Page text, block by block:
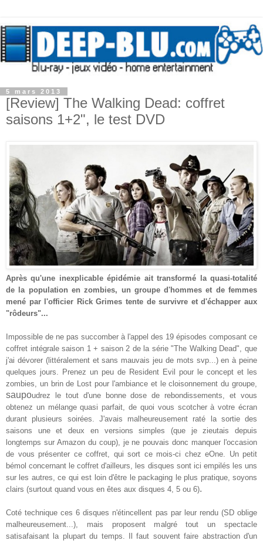
5 mars 2013
[Review] The Walking Dead: coffret
saisons 1+2", le test DVD
Après qu'une inexplicable épidémie ait transformé la quasi-totalité
de la population en zombies, un groupe d'hommes et de femmes
mené par l'officier Rick Grimes tente de survivre et d'échapper aux
"rôdeurs"...
Impossible de ne pas succomber à l'appel des 19 épisodes composant ce
coffret intégrale saison 1 + saison 2 de la série "The Walking Dead", que
j'ai dévorer (littéralement et sans mauvais jeu de mots svp...)en à peine
quelques jours. Prenez un peu de Resident Evil pour le concept et les
zombies, un brin de Lost pour l'ambiance et lecloisonnement du groupe,
saupoudrez le tout d'une bonne dose de rebondissements, et vous
obtenez un mélange quasi parfait, de quoi vous scotcher à votre écran
durant plusieurs soirées. J'avais malheureusement raté la sortie des
saisons une et deux en versions simples (que je zieutais depuis
longtemps sur Amazondu coup), je ne pouvaisdonc manquer l'occasion
de vous présenter ce coffret, qui sort ce mois-ci chez eOne. Un petit
bémol concernant le coffret d'ailleurs, les disques sont ici empilés les uns
sur les autres, ce qui est loin d'être l epackaging le plus pratique, soyons
clairs (surtout quand vous en êtes aux disques 4, 5 ou 6).
Coté techniqueces 6 disques n'étincellent pas par leur rendu (SD oblige
malheureusement...), mais proposent malgré tout un spectacle
satisafaisant la plupart du temps. Il faut souvent faire abstraction d'un